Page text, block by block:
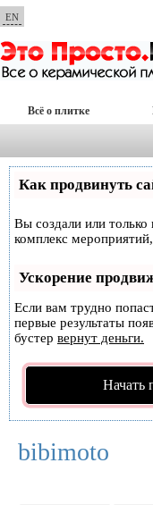
EN
Всё о плитке
Как продвинуть
Вы создали или только
комплекс
Ускорение
Если вам трудно
первые результаты
бустер вернут деньги.
Начать
bibimoto